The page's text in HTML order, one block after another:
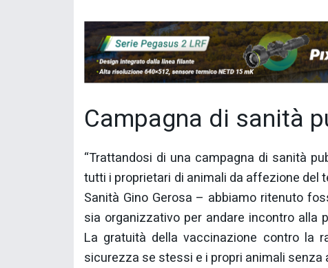
Campagna di sanità
“Trattandosi di una campagna di sanità
tutti i proprietari di animali da affezione del
Sanità Gino Gerosa – abbiamo ritenuto
sia organizzativo per andare incontro alla
La gratuità della vaccinazione contro la
sicurezza se stessi e i propri animali senza